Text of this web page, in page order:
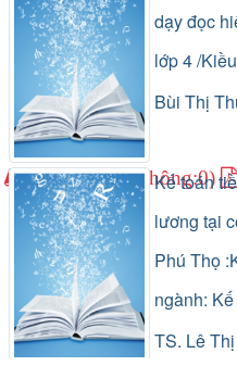
dạy đọc
lớp 4 /
Bùi Thị
(0) (Lượt lưu thông:0)
Kế toán
lương tại
Phú Thọ
ngành:
TS. Lê Thị